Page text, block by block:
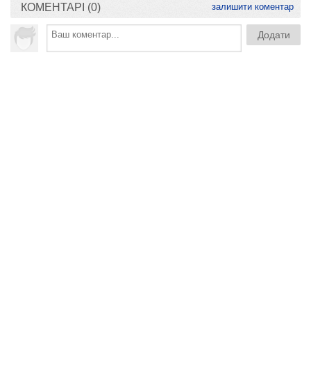
КОМЕНТАРІ (0) залишити коментар